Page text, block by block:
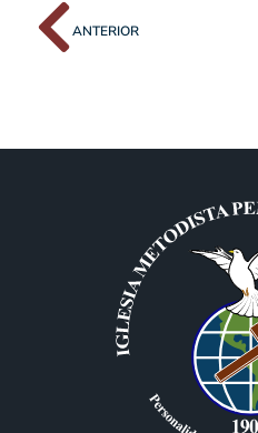
ANTERIOR